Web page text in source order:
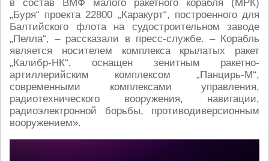
в состав ВМФ малого ракетного корабля (МРК)
„Буря“ проекта 22800 „Каракурт“, построенного для
Балтийского флота на судостроительном заводе
„Пелла“, – рассказали в пресс-службе. – Корабль
является носителем комплекса крылатых ракет
„Калибр-НК“, оснащен зенитным ракетно-
артиллерийским комплексом „Панцирь-М“,
современными комплексами управления,
радиотехнического вооружения, навигации,
радиоэлектронной борьбы, противодиверсионным
вооружением».